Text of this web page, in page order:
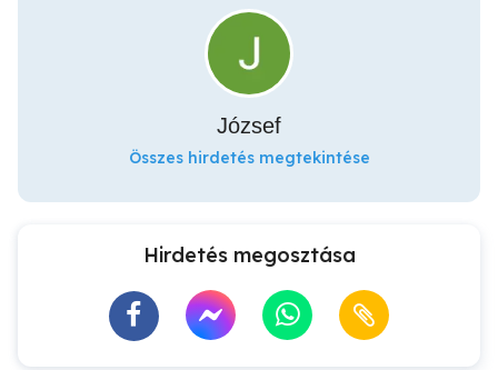
József
Összes hirdetés megtekintése
Hirdetés megosztása